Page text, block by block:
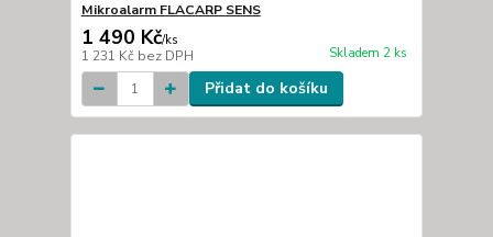
Mikroalarm FLACARP SENS
1 490 Kč/ks
1 231 Kč bez DPH Skladem 2 ks
Přidat do košíku